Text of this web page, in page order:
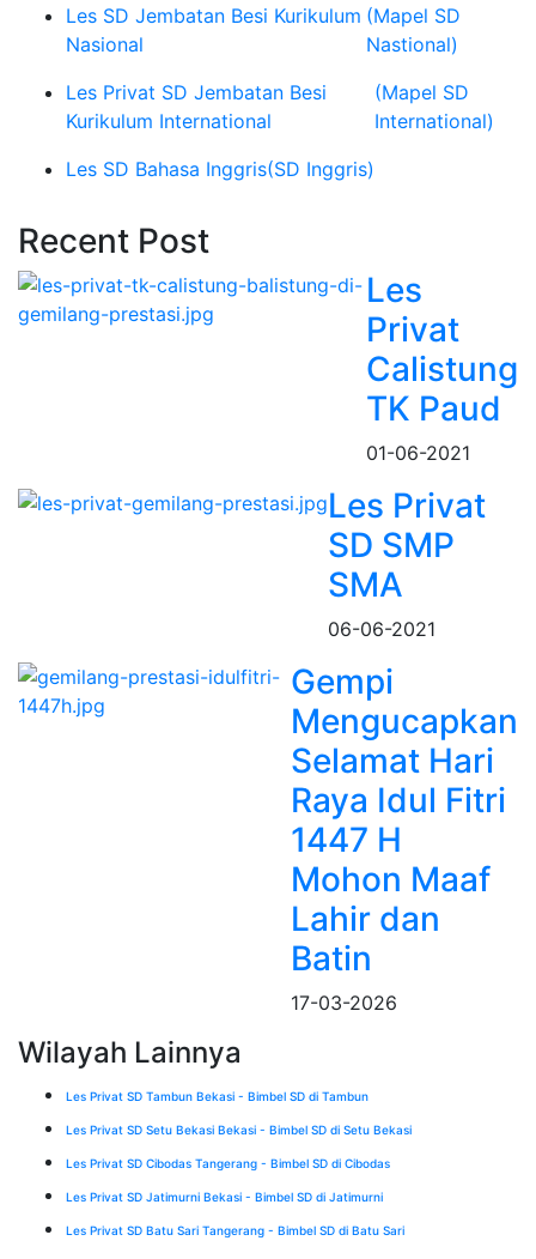
Les SD Jembatan Besi Kurikulum
Nasional
(Mapel SD
Nastional)
Les Privat SD Jembatan Besi
Kurikulum International
(Mapel SD
International)
Les SD Bahasa Inggris(SD Inggris)
Recent Post
Les
Privat
Calistung
TK Paud
01-06-2021
Les Privat
SD SMP
SMA
06-06-2021
Gempi
Mengucapkan
Selamat Hari
Raya Idul Fitri
1447 H
Mohon Maaf
Lahir dan
Batin
17-03-2026
Wilayah Lainnya
Les Privat SD Tambun Bekasi - Bimbel SD di Tambun
Les Privat SD Setu Bekasi Bekasi - Bimbel SD di Setu Bekasi
Les Privat SD Cibodas Tangerang - Bimbel SD di Cibodas
Les Privat SD Jatimurni Bekasi - Bimbel SD di Jatimurni
Les Privat SD Batu Sari Tangerang - Bimbel SD di Batu Sari